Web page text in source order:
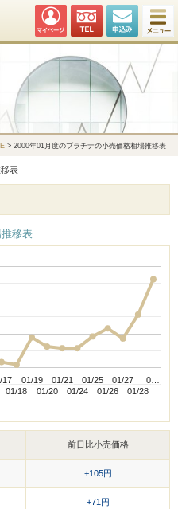
> 2000年01月度のプラチナの小売価格相場推移表
表
移表
17
17
01/18
01/18
01/19
01/19
01/20
01/20
01/21
01/21
01/24
01/24
01/25
01/25
01/26
01/26
01/27
01/27
01/28
01/28
0…
0…
前日比小売価格
+105円
+71円